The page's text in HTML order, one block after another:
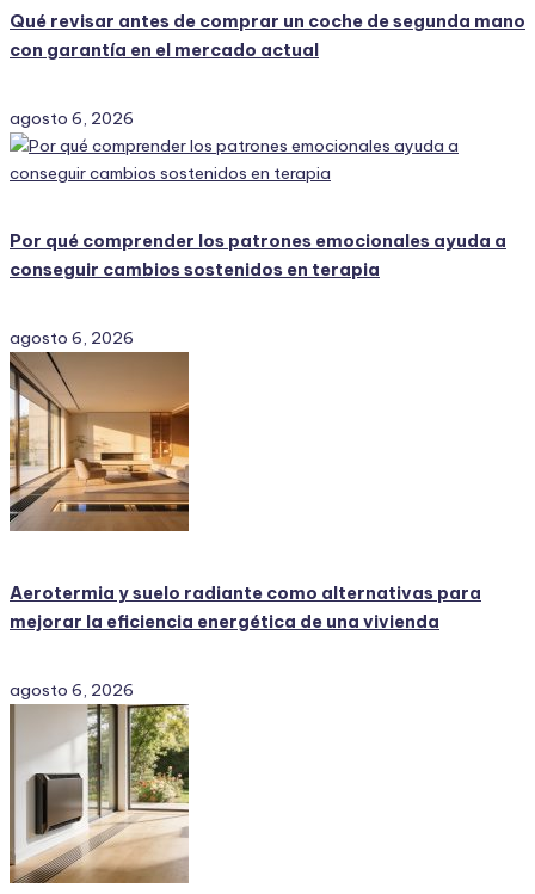
Qué revisar antes de comprar un coche de segunda mano
con garantía en el mercado actual
agosto 6, 2026
Por qué comprender los patrones emocionales ayuda a
conseguir cambios sostenidos en terapia
agosto 6, 2026
Aerotermia y suelo radiante como alternativas para
mejorar la eficiencia energética de una vivienda
agosto 6, 2026